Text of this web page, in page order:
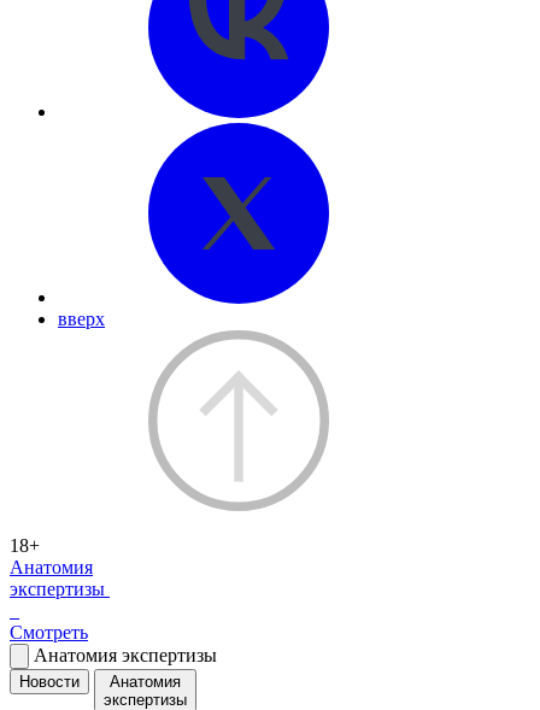
вверх
18+
Анатомия
экспертизы
Смотреть
Анатомия экспертизы
Новости
Анатомия
экспертизы